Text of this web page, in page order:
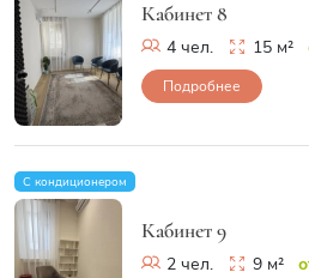
Кабинет 8
4 чел. 15 м²
Подробнее
С кондиционером
Кабинет 9
2 чел. 9 м²